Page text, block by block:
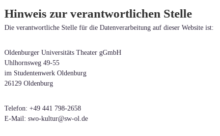
Hinweis zur verantwortlichen Stelle
Die verantwortliche Stelle für die Datenverarbeitung auf dieser Website ist:
Oldenburger Universitäts Theater gGmbH
Uhlhornsweg 49-55
im Studentenwerk Oldenburg
26129 Oldenburg
Telefon: +49 441 798-2658
E-Mail: swo-kultur@sw-ol.de